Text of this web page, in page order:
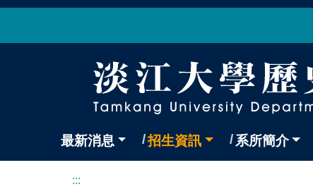
最新消息 招生資訊 系所簡介
:::